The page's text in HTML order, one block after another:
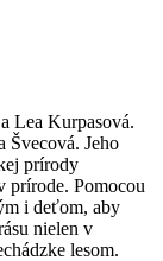
Lea Kurpasová.
Švecová. Jeho
prírody
prírode. Pomocou
i deťom, aby
nielen v
lesom.